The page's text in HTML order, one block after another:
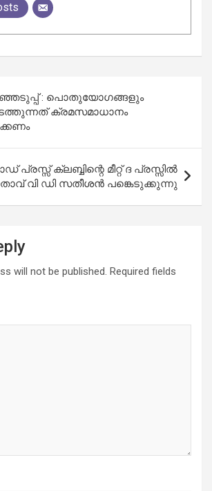
: പൊതുയോഗങ്ങളും
ക്രമസമാധാനം
ക്ലബ്ബിന്റെ മീറ്റ് ദ പ്രസ്സിൽ
വി ഡി സതീശന്‍ പങ്കെടുക്കുന്നു
will not be published. Required fields